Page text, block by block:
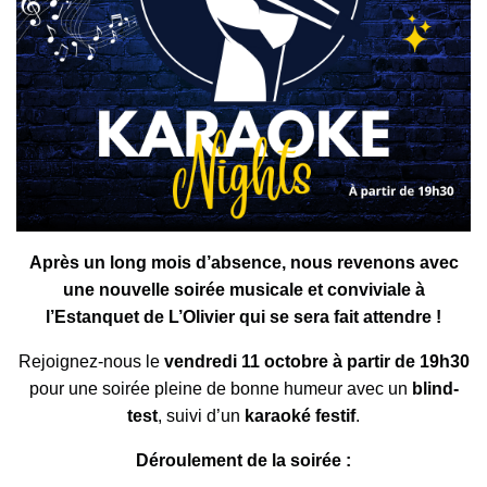
Après un long mois d’absence, nous revenons avec
une nouvelle soirée musicale et conviviale à
l’Estanquet de L’Olivier qui se sera fait attendre !
Rejoignez-nous le vendredi 11 octobre à partir de 19h30
pour une soirée pleine de bonne humeur avec un blind-
test, suivi d’un karaoké festif.
Déroulement de la soirée :